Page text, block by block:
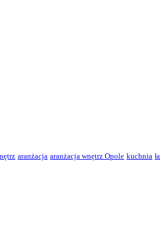
aranżacja aranżacja wnętrz Opole kuchnia